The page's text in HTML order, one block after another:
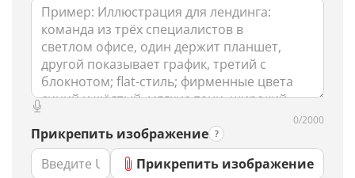
0/2000
Прикрепить изображение
Прикрепить изображение